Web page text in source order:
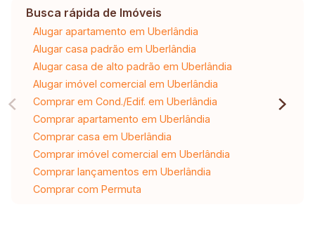
Busca rápida de Imóveis
Alugar apartamento em Uberlândia
Alugar casa padrão em Uberlândia
Alugar casa de alto padrão em Uberlândia
Alugar imóvel comercial em Uberlândia
Comprar em Cond./Edif. em Uberlândia
Comprar apartamento em Uberlândia
Comprar casa em Uberlândia
Comprar imóvel comercial em Uberlândia
Comprar lançamentos em Uberlândia
Comprar com Permuta